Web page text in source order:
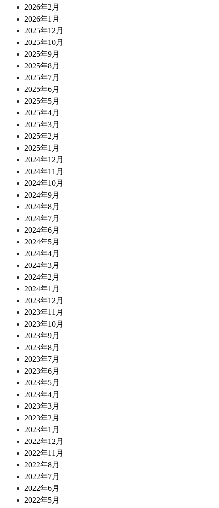
2026年2月
2026年1月
2025年12月
2025年10月
2025年9月
2025年8月
2025年7月
2025年6月
2025年5月
2025年4月
2025年3月
2025年2月
2025年1月
2024年12月
2024年11月
2024年10月
2024年9月
2024年8月
2024年7月
2024年6月
2024年5月
2024年4月
2024年3月
2024年2月
2024年1月
2023年12月
2023年11月
2023年10月
2023年9月
2023年8月
2023年7月
2023年6月
2023年5月
2023年4月
2023年3月
2023年2月
2023年1月
2022年12月
2022年11月
2022年8月
2022年7月
2022年6月
2022年5月